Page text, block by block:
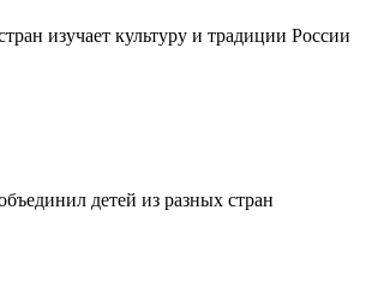
изучает культуру и традиции России
детей из разных стран